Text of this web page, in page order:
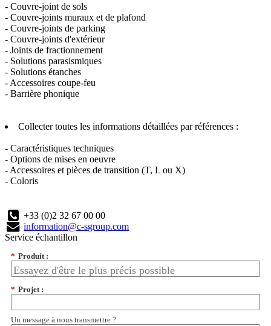
- Couvre-joint de sols
- Couvre-joints muraux et de plafond
- Couvre-joints de parking
- Couvre-joints d'extérieur
- Joints de fractionnement
- Solutions parasismiques
- Solutions étanches
- Accessoires coupe-feu
- Barrière phonique
Collecter toutes les informations détaillées par références :
- Caractéristiques techniques
- Options de mises en oeuvre
- Accessoires et pièces de transition (T, L ou X)
- Coloris
+33 (0)2 32 67 00 00
information@c-sgroup.com
Service échantillon
* Produit :
* Projet :
Un message à nous transmettre ?